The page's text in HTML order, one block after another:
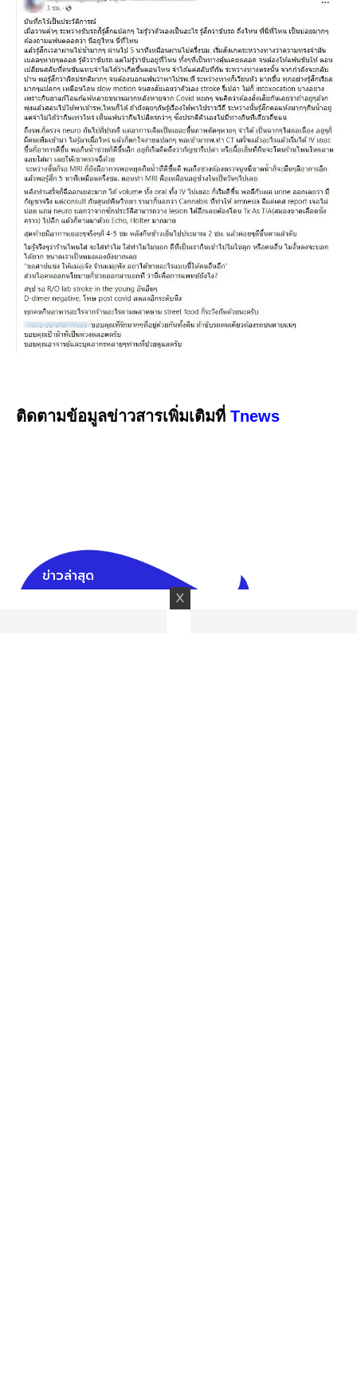
ติดตามข้อมูลข่าวสารเพิ่มเติมที่ Tnews
ข่าวล่าสุด